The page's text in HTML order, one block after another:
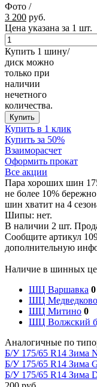
Фото /
3 200 руб.
Цена указана за 1 шт.
Купить 1 шину/
диск можно
только при
наличии
нечетного
количества.
Купить
Купить в 1 клик
Купить за 50%
Взаиморасчет
Оформить прокат
Все акции
Пара хороших шин
не более 10%
шин хватит на 4
Шипы: нет.
В наличии 2 шт.
Сообщите артикул
дополнительную
Наличие в шинных
ШЦ Варшавка 0
ШЦ Медведково
ШЦ Митино 0
ШЦ Волжский
Аналогичные по
Б/У 175/65 R14 Зима
Б/У 175/65 R14 Зима
Б/У 175/65 R14 Зима